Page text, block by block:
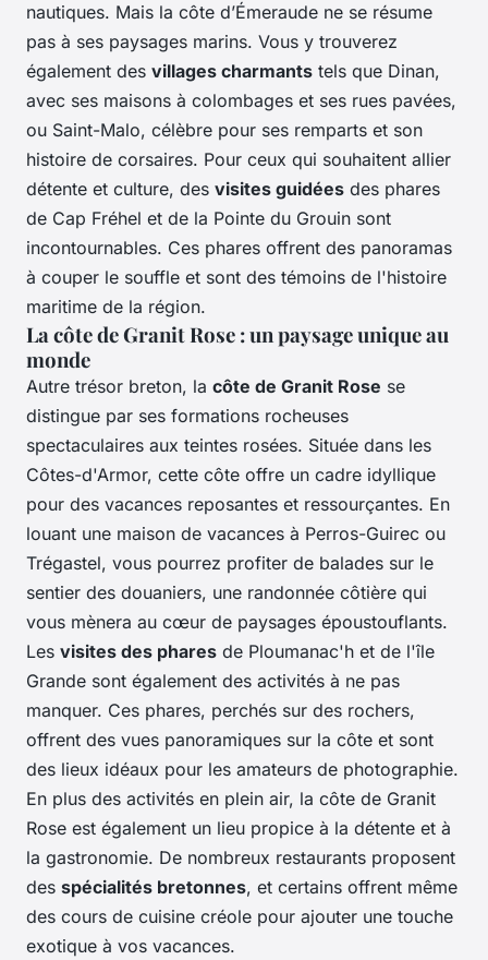
nautiques. Mais la côte d’Émeraude ne se résume
pas à ses paysages marins. Vous y trouverez
également des villages charmants tels que Dinan,
avec ses maisons à colombages et ses rues pavées,
ou Saint-Malo, célèbre pour ses remparts et son
histoire de corsaires. Pour ceux qui souhaitent allier
détente et culture, des visites guidées des phares
de Cap Fréhel et de la Pointe du Grouin sont
incontournables. Ces phares offrent des panoramas
à couper le souffle et sont des témoins de l'histoire
maritime de la région.
La côte de Granit Rose : un paysage unique au
monde
Autre trésor breton, la côte de Granit Rose se
distingue par ses formations rocheuses
spectaculaires aux teintes rosées. Située dans les
Côtes-d'Armor, cette côte offre un cadre idyllique
pour des vacances reposantes et ressourçantes. En
louant une maison de vacances à Perros-Guirec ou
Trégastel, vous pourrez profiter de balades sur le
sentier des douaniers, une randonnée côtière qui
vous mènera au cœur de paysages époustouflants.
Les visites des phares de Ploumanac'h et de l'île
Grande sont également des activités à ne pas
manquer. Ces phares, perchés sur des rochers,
offrent des vues panoramiques sur la côte et sont
des lieux idéaux pour les amateurs de photographie.
En plus des activités en plein air, la côte de Granit
Rose est également un lieu propice à la détente et à
la gastronomie. De nombreux restaurants proposent
des spécialités bretonnes, et certains offrent même
des cours de cuisine créole pour ajouter une touche
exotique à vos vacances.